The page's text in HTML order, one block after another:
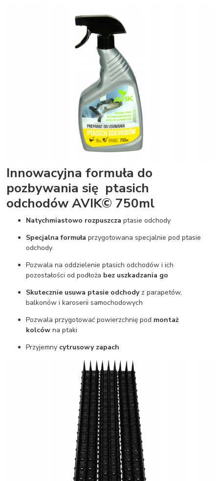
Innowacyjna formuła do
pozbywania się ptasich
odchodów AVIK© 750ml
Natychmiastowo rozpuszcza ptasie odchody
Specjalna formuła przygotowana specjalnie pod ptasie
odchody
Pozwala na oddzielenie ptasich odchodów i ich
pozostałości od podłoża bez uszkadzania go
Skutecznie usuwa ptasie odchodyz parapetów,
balkonów i karoserii samochodowych
Pozwala przygotować powierzchnię pod montaż
kolców na ptaki
Przyjemny cytrusowy zapach